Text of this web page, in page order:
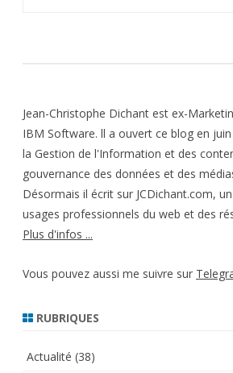
Jean-Christophe Dichant est ex-
IBM Software. ll a ouvert ce blog en
la Gestion de l'Information et des
gouvernance des données et des
Désormais il écrit sur JCDichant.com,
usages professionnels du web et des
Plus d'infos ...
Vous pouvez aussi me suivre sur
RUBRIQUES
Actualité (38)